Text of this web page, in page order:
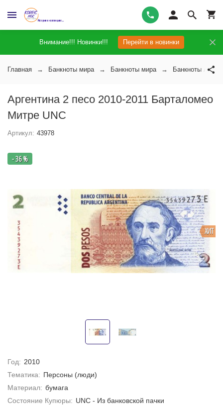
Внимание!!! Новинки!!! Перейти в новинки
Главная Банкноты мира Банкноты мира Банкноты
Аргентина 2 песо 2010-2011 Барталомео
Митре UNC
Артикул: 43978
ХИТ
- 36 %
Год: 2010
Тематика: Персоны (люди)
Материал: бумага
Состояние Купюры: UNC - Из банковской пачки